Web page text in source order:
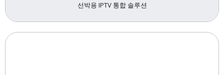
선박용 IPTV 통합 솔루션